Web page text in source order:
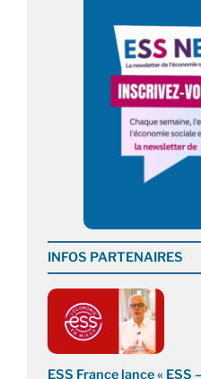
INFOS PARTENAIRES
ESS France lance « ESS